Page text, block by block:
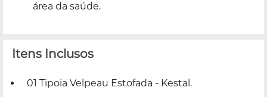
área da saúde.
Itens Inclusos
01 Tipoia Velpeau Estofada - Kestal.